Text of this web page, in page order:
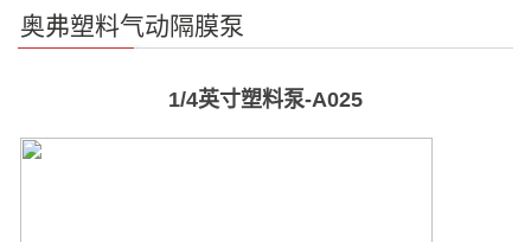
奥弗塑料气动隔膜泵
1/4英寸塑料泵-A025